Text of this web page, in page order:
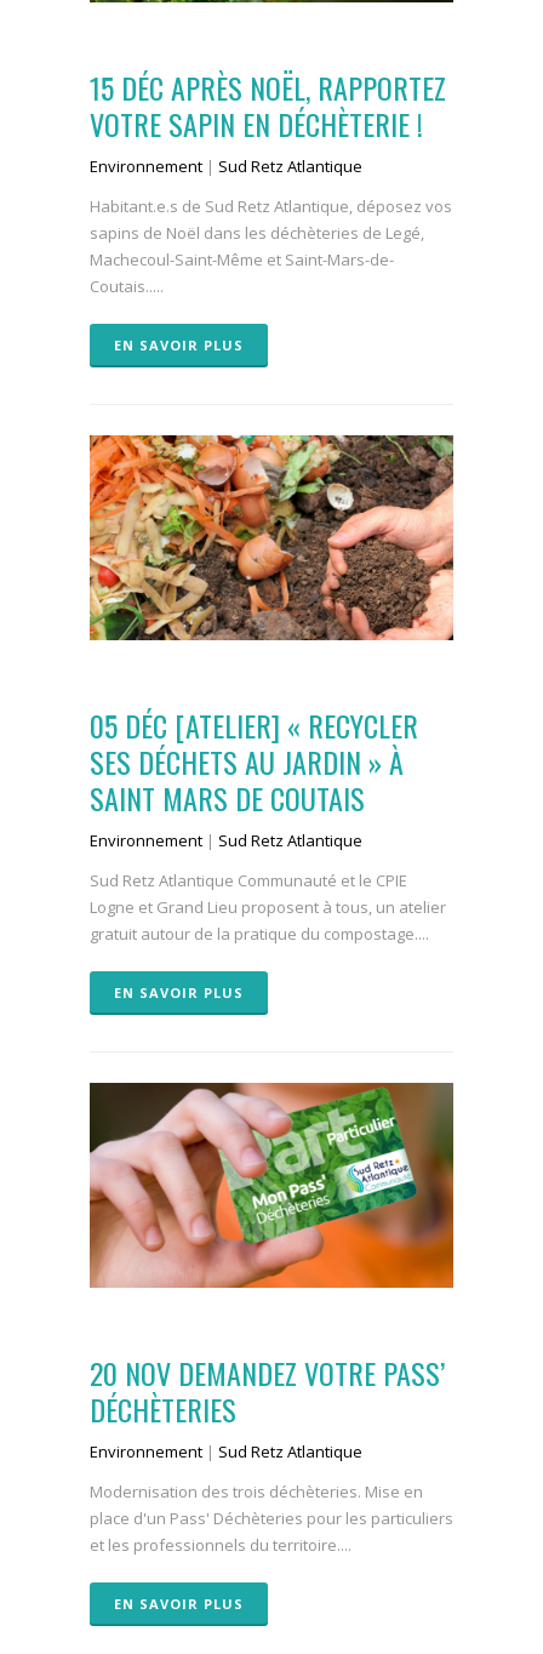
15 DÉCAPRÈS NOËL, RAPPORTEZ
VOTRE SAPIN EN DÉCHÈTERIE !
Environnement | Sud Retz Atlantique
Habitant.e.s de Sud Retz Atlantique, déposez vos
sapins de Noël dans les déchèteries de Legé,
Machecoul-Saint-Même et Saint-Mars-de-
Coutais.....
EN SAVOIR PLUS
05 DÉC [ATELIER] « RECYCLER
SES DÉCHETS AU JARDIN » À
SAINT MARS DE COUTAIS
Environnement | Sud Retz Atlantique
Sud Retz Atlantique Communauté et le CPIE
Logne et Grand Lieu proposent à tous, un atelier
gratuit autour de la pratique du compostage....
EN SAVOIR PLUS
20 NOV DEMANDEZ VOTRE PASS’
DÉCHÈTERIES
Environnement | Sud Retz Atlantique
Modernisation des trois déchèteries. Mise en
place d'un Pass' Déchèteries pour les particuliers
et les professionnels du territoire....
EN SAVOIR PLUS